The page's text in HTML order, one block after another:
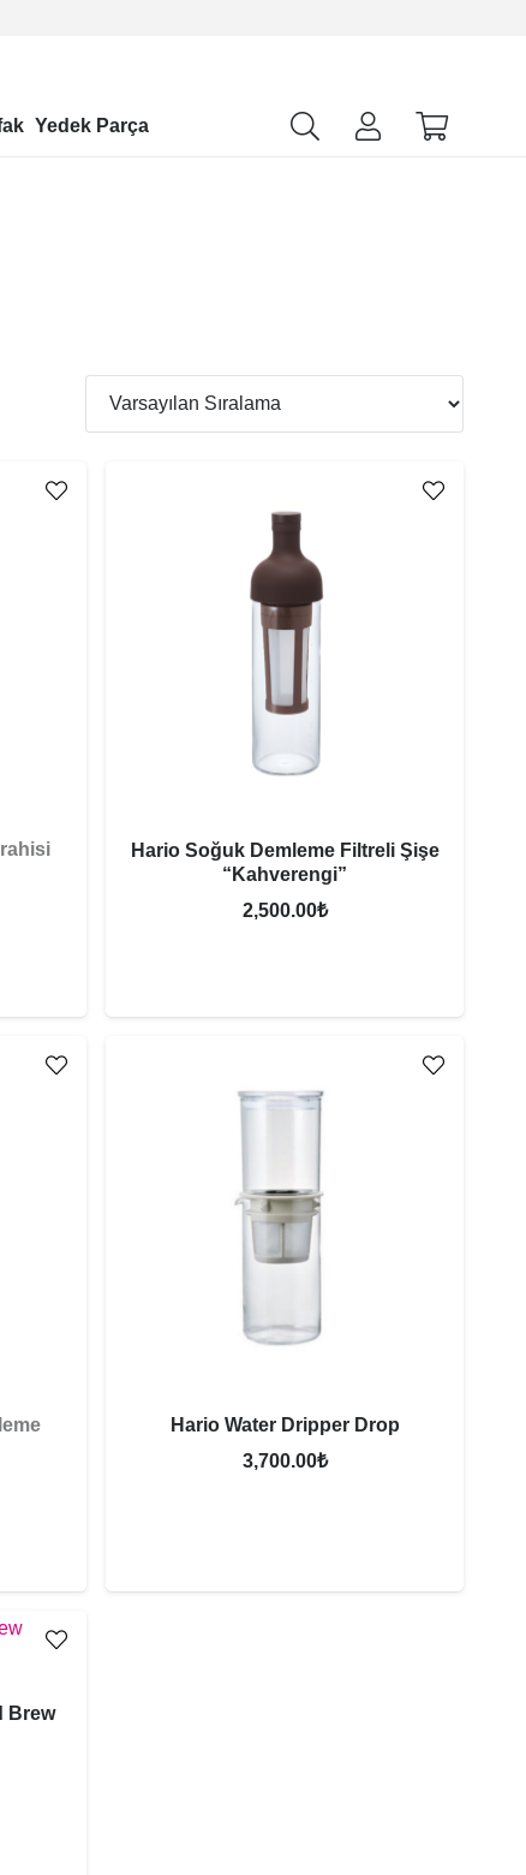
Yedek Parça
Hario Soğuk Demleme Filtreli Şişe
“Kahverengi”
2,500.00₺
Hario Water Dripper Drop
3,700.00₺
Brew